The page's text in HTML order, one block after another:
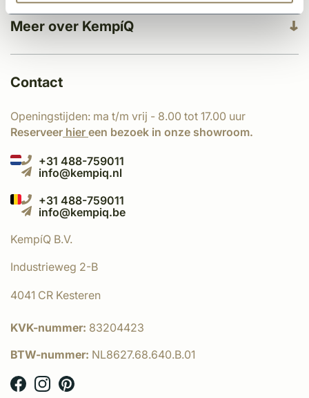
Meer over KempíQ
Contact
Openingstijden: ma t/m vrij - 8.00 tot 17.00 uur
Reserveer hier een bezoek in onze showroom.
+31 488-759011
info@kempiq.nl
+31 488-759011
info@kempiq.be
KempíQ B.V.
Industrieweg 2-B
4041 CR Kesteren
KVK-nummer: 83204423
BTW-nummer: NL8627.68.640.B.01